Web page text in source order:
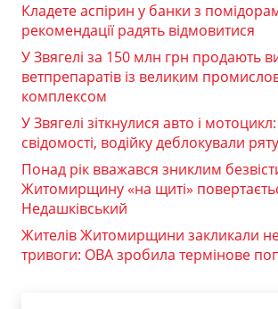
Кладете аспірин у банки з
рекомендації радять відмовитися
У Звягелі за 150 млн грн продають
ветпрепаратів із великим
комплексом
У Звягелі зіткнулися авто і
свідомості, водійку деблокували
Понад рік вважався зниклим
Житомирщину «на щиті»
Недашківський
Жителів Житомирщини закликали не
тривоги: ОВА зробила термінове